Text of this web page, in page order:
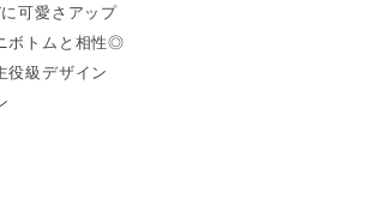
可愛さアップ
ボトムと相性◎
役級デザイン